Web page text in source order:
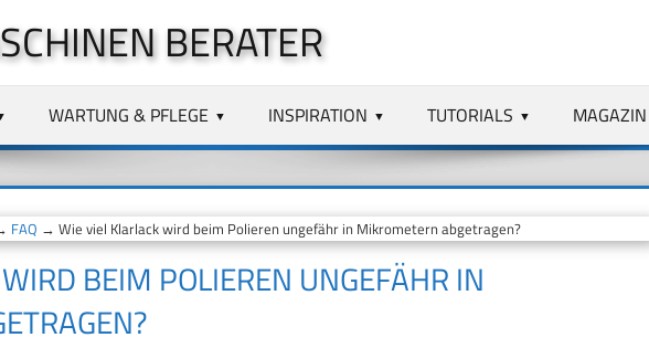
BERATER
WARTUNG & PFLEGE INSPIRATION TUTORIALS MAGAZIN
FAQ → Wie viel Klarlack wird beim Polieren ungefähr in Mikrometern abgetragen?
BEIM POLIEREN UNGEFÄHR IN